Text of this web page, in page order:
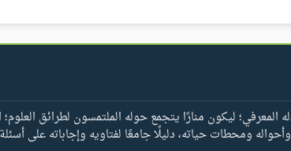
ليكون منارًا يتجمع حوله الملتمسون لطرائق العلوم؛
ومحطات حياته، دليلًا جامعًا لفتاويه وإجاباته على